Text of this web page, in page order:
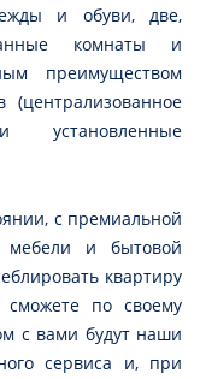
и обуви, две,
комнаты и
преимуществом
(централизованное
установленные
с премиальной
мебели и бытовой
квартиру
по своему
с вами будут наши
сервиса и, при